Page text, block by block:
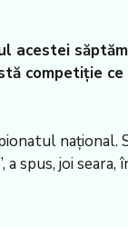
acestei
competiţie
naţional.
spus, joi seara,